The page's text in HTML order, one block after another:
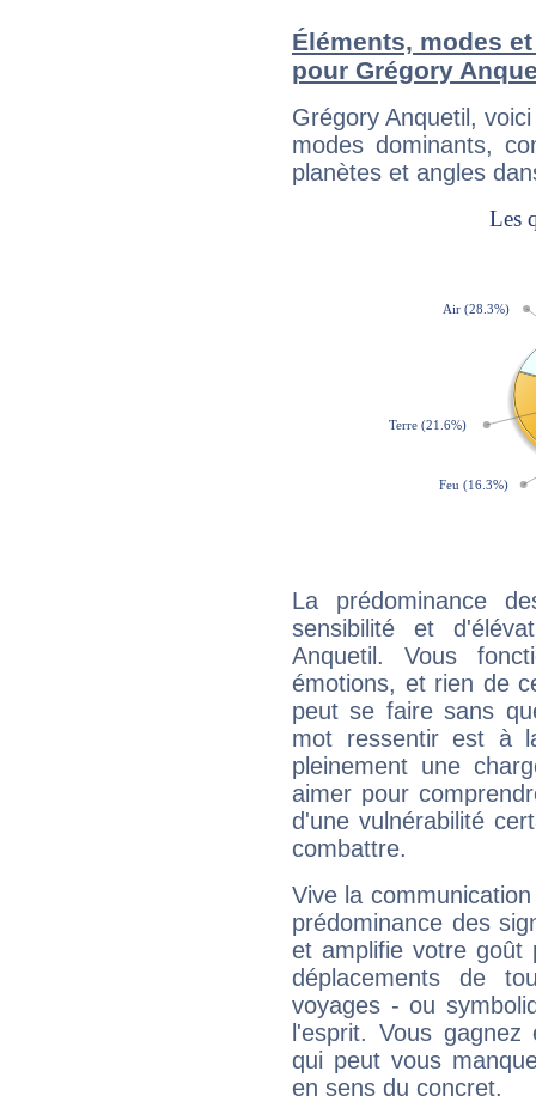
Éléments, modes
pour Grégory
Grégory Anquetil,
modes dominants,
planètes et angles
La prédominance
sensibilité et
Anquetil. Vous
émotions, et rien de
peut se faire sans
mot ressentir est à
pleinement une
aimer pour
d'une vulnérabilité
combattre.
Vive la
prédominance des
et amplifie votre goût
déplacements de
voyages - ou
l'esprit. Vous
qui peut vous
en sens du concret.